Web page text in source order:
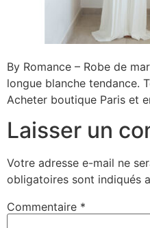
By Romance – Robe de
longue blanche tendance.
Acheter boutique Paris et
Laisser un
Votre adresse e-mail ne
obligatoires sont indiqués
Commentaire *